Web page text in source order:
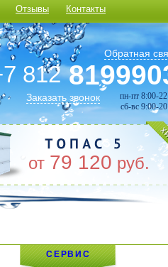
Отзывы Контакты
Обратная
812
Заказать звонок
пн-пт 8:00-
сб-вс 9:00-
от 79 120 руб.
СЕРВИС